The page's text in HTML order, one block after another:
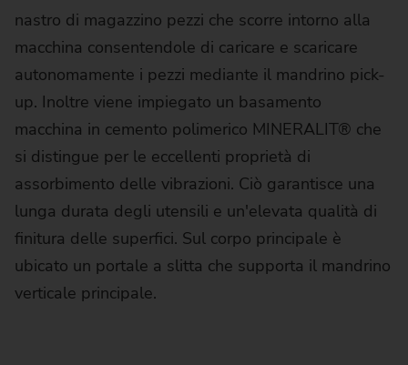
nastro di magazzino pezzi che scorre intorno alla
macchina consentendole di caricare e scaricare
autonomamente i pezzi mediante il mandrino pick-
up. Inoltre viene impiegato un basamento
macchina in cemento polimerico MINERALIT® che
si distingue per le eccellenti proprietà di
assorbimento delle vibrazioni. Ciò garantisce una
lunga durata degli utensili e un'elevata qualità di
finitura delle superfici. Sul corpo principale è
ubicato un portale a slitta che supporta il mandrino
verticale principale.